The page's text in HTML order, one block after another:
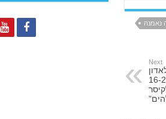
נאמנה
Next
לאדון – מתי כב 16-21